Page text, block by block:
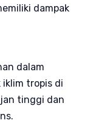
dampak
dalam
iklim tropis di
tinggi dan